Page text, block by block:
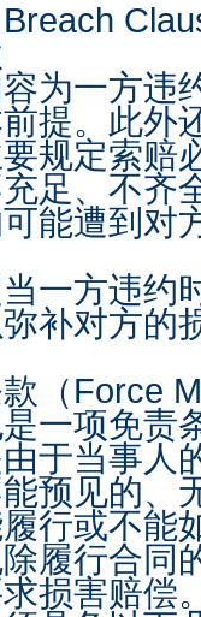
Breach
一方违
提。此外
规定索赔
足、不齐
能遭到对
方违约
补对方的
（Force
项免责
于当事人
预见的、
行或不能
履行合同
损害赔偿